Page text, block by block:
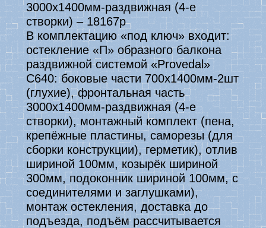
3000х1400мм-раздвижная (4-е
створки) – 18167р
В комплектацию «под ключ» входит:
остекление «П» образного балкона
раздвижной системой «Provedal»
С640: боковые части 700х1400мм-2шт
(глухие), фронтальная часть
3000х1400мм-раздвижная (4-е
створки), монтажный комплект (пена,
крепёжные пластины, саморезы (для
сборки конструкции), герметик), отлив
шириной 100мм, козырёк шириной
300мм, подоконник шириной 100мм, с
соединителями и заглушками),
монтаж остекления, доставка до
подъезда, подъём рассчитывается